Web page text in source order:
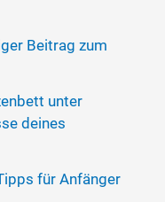
Beitrag zum
unter
deines
für Anfänger